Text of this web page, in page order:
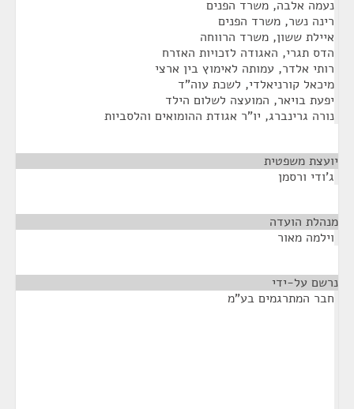
נעמה אלבה, משרד הפנים
רינה נשר, משרד הפנים
איילת ששון, משרד הרווחה
הדס תגרי, האגודה לזכויות האזרח
רותי אלדר, עמותה לאימוץ בין ארצי
מיכאל קורניאלדי, לשכת עוה"ד
יפעת בויאר, המועצה לשלום הילד
נורה גרינברג, יו"ר אגודת ההומואים והלסביות
יועצת משפטית
ג'ודי ורסמן
מנהלת הועדה
וילמה מאור
נרשם על-ידי
חבר המתרגמים בע"מ